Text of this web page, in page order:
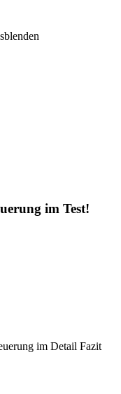
im Test!
im Detail Fazit